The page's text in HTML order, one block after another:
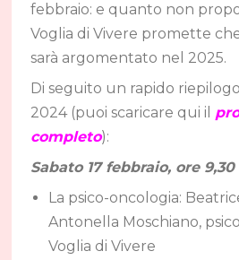
febbraio: e quanto non
Voglia di Vivere promette
sarà argomentato nel 2025.
Di seguito un rapido
2024 (puoi scaricare qui il
completo):
Sabato 17 febbraio, ore
La psico-oncologia:
Antonella Moschiano,
Voglia di Vivere